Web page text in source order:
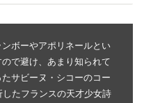
ボーやアポリネールとい
で避け、あまり知られて
サビーヌ・シコーのコー
たフランスの天才少女詩